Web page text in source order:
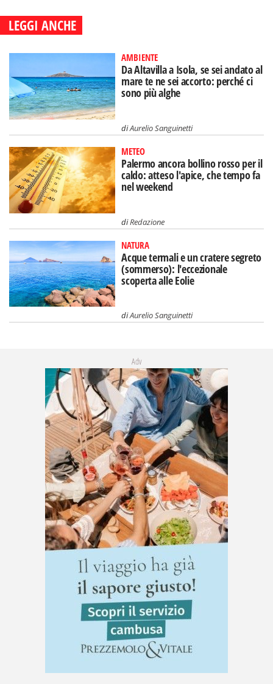
LEGGI ANCHE
AMBIENTE
Da Altavilla a Isola, se sei andato al
mare te ne sei accorto: perché ci
sono più alghe
diAurelio Sanguinetti
METEO
Palermo ancora bollino rosso per il
caldo: atteso l'apice, che tempo fa
nel weekend
diRedazione
NATURA
Acque termali e un cratere segreto
(sommerso): l'eccezionale
scoperta alle Eolie
diAurelio Sanguinetti
Adv